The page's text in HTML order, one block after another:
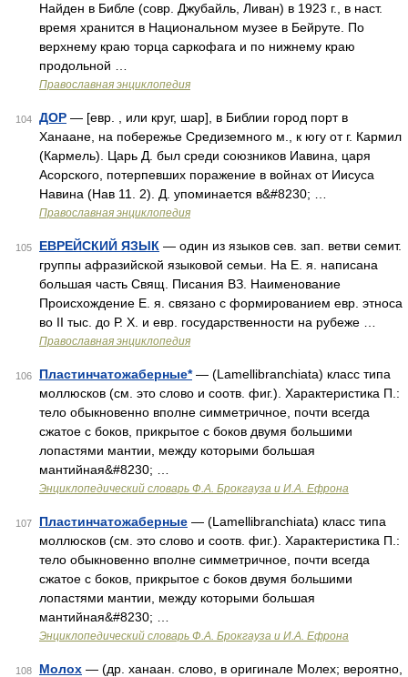
Найден в Библе (совр. Джубайль, Ливан) в 1923 г., в наст.
время хранится в Национальном музее в Бейруте. По
верхнему краю торца саркофага и по нижнему краю
продольной …
Православная энциклопедия
104 ДОР — [евр. , или круг, шар], в Библии город порт в
Ханаане, на побережье Средиземного м., к югу от г. Кармил
(Кармель). Царь Д. был среди союзников Иавина, царя
Асорского, потерпевших поражение в войнах от Иисуса
Навина (Нав 11. 2). Д. упоминается в&#8230; …
Православная энциклопедия
105 ЕВРЕЙСКИЙ ЯЗЫК — один из языков сев. зап. ветви семит.
группы афразийской языковой семьи. На Е. я. написана
большая часть Свящ. Писания ВЗ. Наименование
Происхождение Е. я. связано с формированием евр. этноса
во II тыс. до Р. Х. и евр. государственности на рубеже …
Православная энциклопедия
106 Пластинчатожаберные*— (Lamellibranchiatа) класс типа
моллюсков (см. это слово и соотв. фиг.). Характеристика П.:
тело обыкновенно вполне симметричное, почти всегда
сжатое с боков, прикрытое с боков двумя большими
лопастями мантии, между которыми большая
мантийная&#8230; …
Энциклопедический словарь Ф.А. Брокгауза и И.А. Ефрона
107 Пластинчатожаберные — (Lamellibranchiata) класс типа
моллюсков (см. это слово и соотв. фиг.). Характеристика П.:
тело обыкновенно вполне симметричное, почти всегда
сжатое с боков, прикрытое с боков двумя большими
лопастями мантии, между которыми большая
мантийная&#8230; …
Энциклопедический словарь Ф.А. Брокгауза и И.А. Ефрона
108 Молох — (др. ханаан. слово, в оригинале Молех; вероятно,